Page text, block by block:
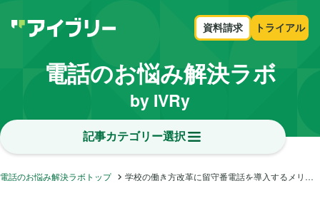
資料請求 トライアル
電話のお悩み解決ラボ
by IVRy
記事カテゴリー選択
電話のお悩み解決ラボトップ 学校の働き方改革に留守番電話を導入するメリットとは？